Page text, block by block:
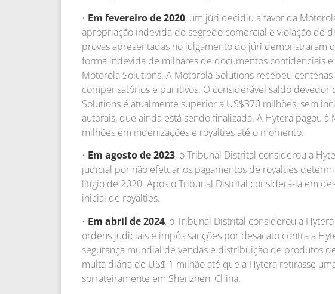
• Em fevereiro de 2020, um júri decidiu a favor da
apropriação indevida de segredo comercial e violação de
provas apresentadas no julgamento do júri demonstraram
forma indevida de milhares de documentos confidenciais
Motorola Solutions. A Motorola Solutions recebeu
compensatórios e punitivos. O considerável saldo devedor
Solutions é atualmente superior a US$370 milhões, sem
autorais, que ainda está sendo finalizada. A Hytera pagou
milhões em indenizações e royalties até o momento.
• Em agosto de 2023, o Tribunal Distrital considerou a
judicial por não efetuar os pagamentos de royalties
litígio de 2020. Após o Tribunal Distrital considerá-la em
inicial de royalties.
• Em abril de 2024, o Tribunal Distrital considerou a
ordens judiciais e impôs sanções por desacato contra a
segurança mundial de vendas e distribuição de produtos
multa diária de US$ 1 milhão até que a Hytera retirasse
sorrateiramente em Shenzhen, China.